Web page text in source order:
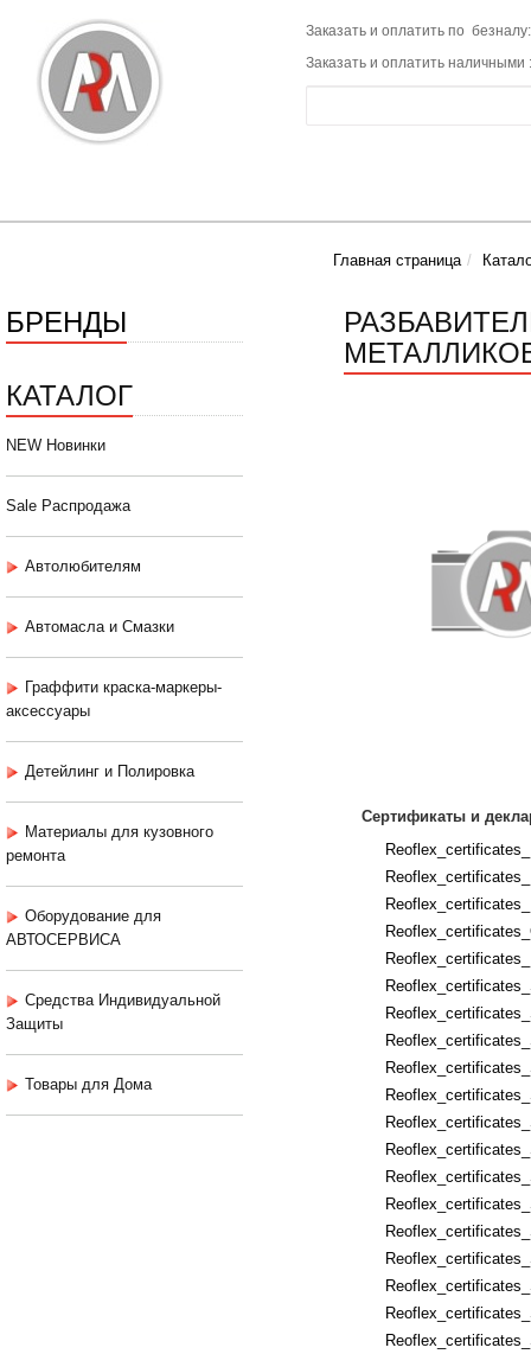
Заказать и оплатить по
Заказать и оплатить наличными
Главная страница
БРЕНДЫ
КАТАЛОГ
NEW Новинки
Sale Распродажа
Автолюбителям
Автомасла и Смазки
Граффити краска-маркеры-
аксессуары
Детейлинг и Полировка
Материалы для кузовного
ремонта
Оборудование для
АВТОСЕРВИСА
Средства Индивидуальной
Защиты
Товары для Дома
Сертификаты и